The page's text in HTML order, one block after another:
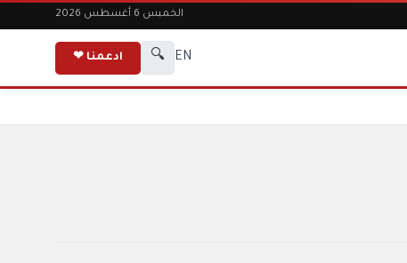
الخميس 6 أغسطس 2026
EN
🔍 ادعمنا ❤